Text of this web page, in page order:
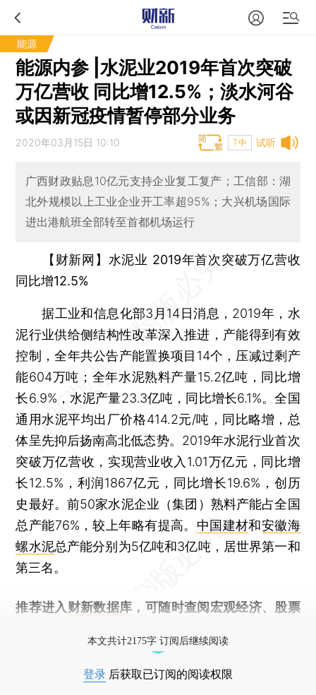
能源
能源内参 |水泥业2019年首次突破
万亿营收 同比增12.5%；淡水河谷
或因新冠疫情暂停部分业务
试听
2020年03月15日 10:10 T中
广西财政贴息10亿元支持企业复工复产；工信部：湖
北外规模以上工业企业开工率超95%；大兴机场国际
进出港航班全部转至首都机场运行
【财新网】水泥业 2019年首次突破万亿营收
同比增12.5%
据工业和信息化部3月14日消息，2019年，水
泥行业供给侧结构性改革深入推进，产能得到有效
控制，全年共公告产能置换项目14个，压减过剩产
能604万吨；全年水泥熟料产量15.2亿吨，同比增
长6.9%，水泥产量23.3亿吨，同比增长6.1%。全国
通用水泥平均出厂价格414.2元/吨，同比略增，总
体呈先抑后扬南高北低态势。2019年水泥行业首次
突破万亿营收，实现营业收入1.01万亿元，同比增
长12.5%，利润1867亿元，同比增长19.6%，创历
史最好。前50家水泥企业（集团）熟料产能占全国
总产能76%，较上年略有提高。 中国建材和安徽海
螺水泥总产能分别为5亿吨和3亿吨，居世界第一和
第三名。
推荐进入 财新数据库 ，可随时查阅宏观经济、股票
本文共计2175字 订阅后继续阅读
登录 后获取已订阅的阅读权限